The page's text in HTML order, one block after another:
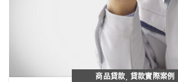
商品貸款, 貸款實際案例